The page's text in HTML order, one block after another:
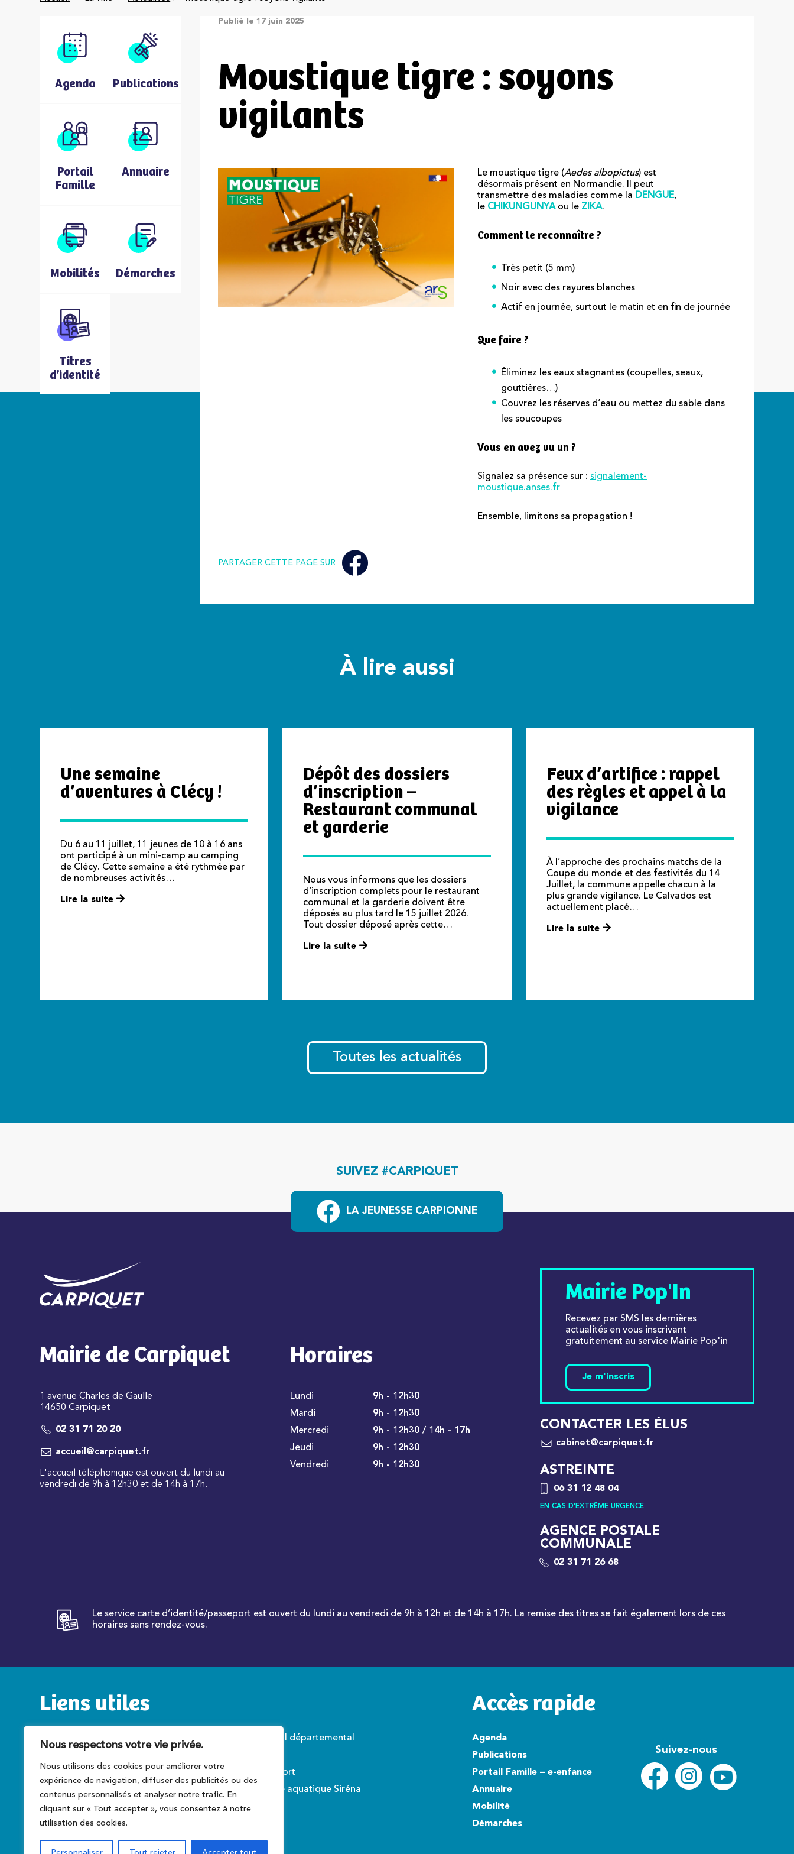
Nous respectons votre vie privée.
Nous utilisons des cookies pour améliorer votre
expérience de navigation, diffuser des publicités ou des
contenus personnalisés et analyser notre trafic. En
cliquant sur « Tout accepter », vous consentez à notre
utilisation des cookies.
Agenda Publications
Portail
Famille
Annuaire
Mobilités Démarches
Titres
d’identité
Publié le 17 juin 2025
Moustique tigre : soyons
vigilants
Le moustique tigre (Aedes albopictus) est
désormais présent en Normandie. Il peut
transmettre des maladies comme la DENGUE,
le CHIKUNGUNYAou le ZIKA.
Comment le reconnaître ?
Très petit (5 mm)
Noir avec des rayures blanches
Actif en journée, surtout le matin et en fin de journée
Que faire ?
Éliminez les eaux stagnantes (coupelles, seaux,
gouttières…)
Couvrez les réserves d’eau ou mettez du sable dans
les soucoupes
Vous en avez vu un ?
Signalez sa présence sur : signalement-
moustique.anses.fr
Ensemble, limitons sa propagation !
PARTAGER CETTE PAGE SUR
À lire aussi
Une semaine
d’aventures à Clécy !
Du 6 au 11 juillet, 11 jeunes de 10 à 16 ans
ont participé à un mini-camp au camping
de Clécy. Cette semaine a été rythmée par
de nombreuses activités…
Lire la suite
Dépôt des dossiers
d’inscription –
Restaurant communal
et garderie
Nous vous informons que les dossiers
d’inscription complets pour le restaurant
communal et la garderie doivent être
déposés au plus tard le 15 juillet 2026.
Tout dossier déposé après cette…
Lire la suite
Feux d’artifice : rappel
des règles et appel à la
vigilance
À l’approche des prochains matchs de la
Coupe du monde et des festivités du 14
Juillet, la commune appelle chacun à la
plus grande vigilance. Le Calvados est
actuellement placé…
Lire la suite
Toutes les actualités
SUIVEZ #CARPIQUET
LA JEUNESSE CARPIONNE
Mairie de Carpiquet
1 avenue Charles de Gaulle
14650 Carpiquet
02 31 71 20 20
accueil@carpiquet.fr
L'accueil téléphonique est ouvert du lundi au
vendredi de 9h à 12h30 et de 14h à 17h.
Horaires
Lundi
9h - 12h30
Mardi
9h - 12h30
Mercredi
9h - 12h30 / 14h - 17h
Jeudi
9h - 12h30
Vendredi
9h - 12h30
Mairie Pop'In
Recevez par SMS les dernières
actualités en vous inscrivant
gratuitement au service Mairie Pop'in
Je m'inscris
CONTACTER LES ÉLUS
cabinet@carpiquet.fr
ASTREINTE
06 31 12 48 04
EN CAS D'EXTRÊME URGENCE
AGENCE POSTALE
COMMUNALE
02 31 71 26 68
Le service carte d’identité/passeport est ouvert du lundi au vendredi de 9h à 12h et de 14h à 17h. La remise des titres se fait également lors de ces
horaires sans rendez-vous.
Liens utiles
Service public
Conseil départemental
Aéroport
Centre aquatique Siréna
Accès rapide
Agenda
Publications
Portail Famille – e-enfance
Annuaire
Mobilité
Démarches
Suivez-nous